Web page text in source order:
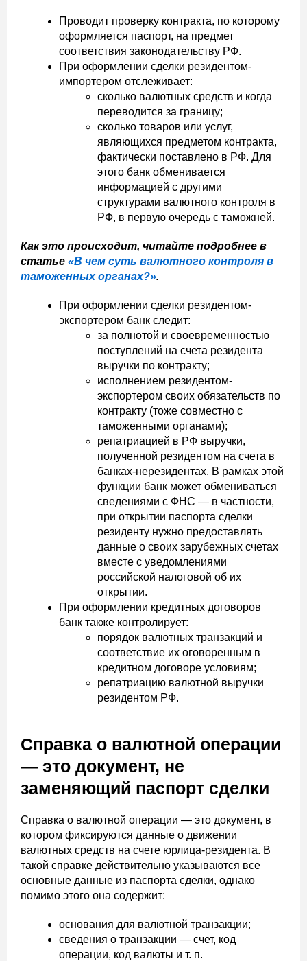
Проводит проверку контракта, по которому
оформляется паспорт, на предмет
соответствия законодательству РФ.
При оформлении сделки резидентом-
импортером отслеживает:
сколько валютных средств и когда
переводится за границу;
сколько товаров или услуг,
являющихся предметом контракта,
фактически поставлено в РФ. Для
этого банк обменивается
информацией с другими
структурами валютного контроля в
РФ, в первую очередь с таможней.
Как это происходит, читайте подробнее в
статье «В чем суть валютного контроля в
таможенных органах?».
При оформлении сделки резидентом-
экспортером банк следит:
за полнотой и своевременностью
поступлений на счета резидента
выручки по контракту;
исполнением резидентом-
экспортером своих обязательств по
контракту (тоже совместно с
таможенными органами);
репатриацией в РФ выручки,
полученной резидентом на счета в
банках-нерезидентах. В рамках этой
функции банк может обмениваться
сведениями с ФНС — в частности,
при открытии паспорта сделки
резиденту нужно предоставлять
данные о своих зарубежных счетах
вместе с уведомлениями
российской налоговой об их
открытии.
При оформлении кредитных договоров
банк также контролирует:
порядок валютных транзакций и
соответствие их оговоренным в
кредитном договоре условиям;
репатриацию валютной выручки
резидентом РФ.
Справка о валютной операции
— это документ, не
заменяющий паспорт сделки
Справка о валютной операции — это документ, в
котором фиксируются данные о движении
валютных средств на счете юрлица-резидента. В
такой справке действительно указываются все
основные данные из паспорта сделки, однако
помимо этого она содержит:
основания для валютной транзакции;
сведения о транзакции — счет, код
операции, код валюты и т. п.